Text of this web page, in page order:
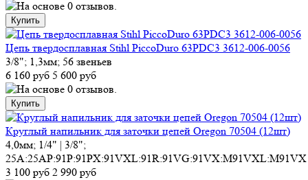
Цепь твердосплавная Stihl PiccoDuro 63PDC3 3612-006-0056
3/8"; 1,3мм; 56 звеньев
6 160 руб 5 600 руб
Круглый напильник для заточки цепей Oregon 70504 (12шт)
4,0мм; 1/4" | 3/8";
25A:25AP:91P:91PX:91VXL:91R:91VG:91VX:M91VXL:M91VX
3 100 руб 2 990 руб